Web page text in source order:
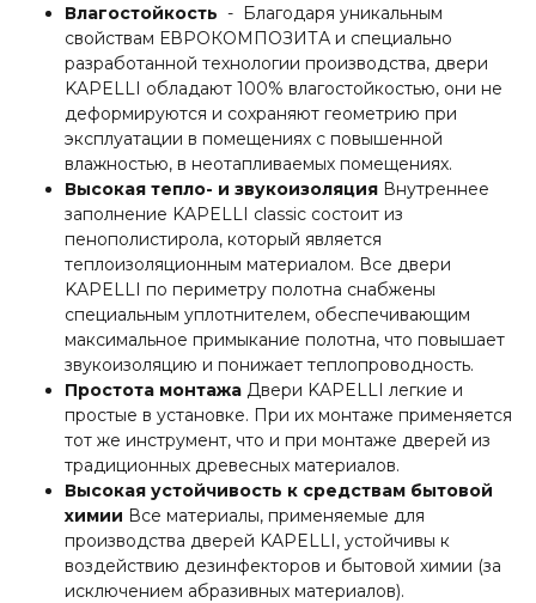
Влагостойкость - Благодаря уникальным
свойствам ЕВРОКОМПОЗИТА и специально
разработанной технологии производства, двери
KAPELLI обладают 100% влагостойкостью, они не
деформируются и сохраняют геометрию при
эксплуатации в помещениях с повышенной
влажностью, в неотапливаемых помещениях.
Высокая тепло- и звукоизоляция Внутреннее
заполнение KAPELLI classic состоит из
пенополистирола, который является
теплоизоляционным материалом. Все двери
KAPELLI по периметру полотна снабжены
специальным уплотнителем, обеспечивающим
максимальное примыкание полотна, что повышает
звукоизоляцию и понижает теплопроводность.
Простота монтажа Двери KAPELLI легкие и
простые в установке. При их монтаже применяется
тот же инструмент, что и при монтаже дверей из
традиционных древесных материалов.
Высокая устойчивость к средствам бытовой
химии Все материалы, применяемые для
производства дверей KAPELLI, устойчивы к
воздействию дезинфекторов и бытовой химии (за
исключением абразивных материалов).